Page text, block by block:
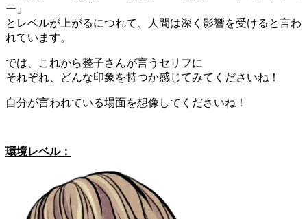
ー」
とレベルが上がるにつれて、人間は深く影響を受けると言わ
れています。
では、これから整子さんが言うセリフに
それぞれ、どんな印象を持つか感じてみてくださいね！
自分が言われている場面を想像してくださいね！
環境レベル：